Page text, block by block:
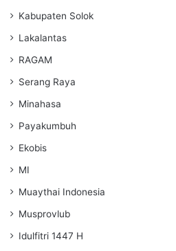
Kabupaten Solok
Lakalantas
RAGAM
Serang Raya
Minahasa
Payakumbuh
Ekobis
MI
Muaythai Indonesia
Musprovlub
Idulfitri 1447 H